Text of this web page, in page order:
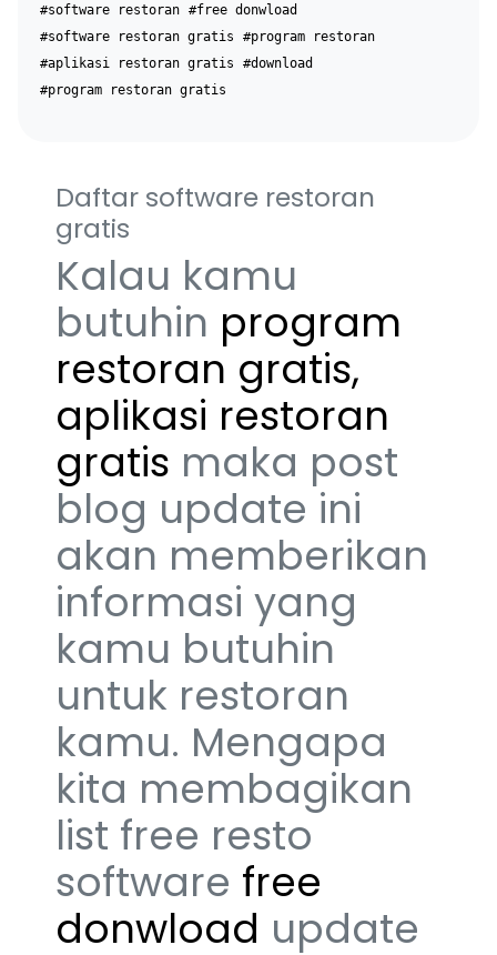
#software restoran #free donwload
#software restoran gratis
#program restoran
#aplikasi restoran gratis
#download
#program restoran gratis
Daftar software restoran
gratis
Kalau kamu
butuhin program
restoran gratis,
aplikasi restoran
gratis maka post
blog update ini
akan memberikan
informasi yang
kamu butuhin
untuk restoran
kamu. Mengapa
kita membagikan
list free resto
software free
donwload update